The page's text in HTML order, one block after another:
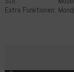
Extra Funktionen: